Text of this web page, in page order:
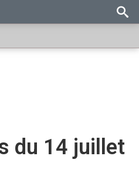
du 14 juillet